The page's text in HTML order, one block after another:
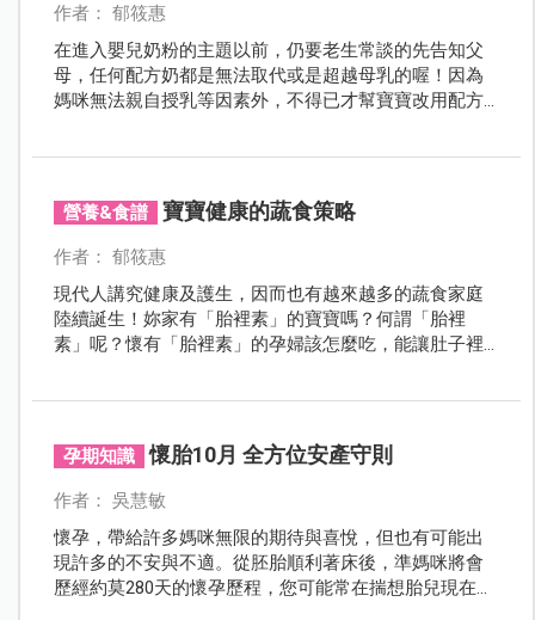
作者： 郁筱惠
在進入嬰兒奶粉的主題以前，仍要老生常談的先告知父
母，任何配方奶都是無法取代或是超越母乳的喔！因為
媽咪無法親自授乳等因素外，不得已才幫寶寶改用配方
營養&食譜 寶寶健康的蔬食策略
作者： 郁筱惠
現代人講究健康及護生，因而也有越來越多的蔬食家庭
陸續誕生！妳家有「胎裡素」的寶寶嗎？何謂「胎裡
素」呢？懷有「胎裡素」的孕婦該怎麼吃，能讓肚子裡
孕期知識
懷胎10月 全方位安產守則
作者： 吳慧敏
懷孕，帶給許多媽咪無限的期待與喜悅，但也有可能出
現許多的不安與不適。從胚胎順利著床後，準媽咪將會
歷經約莫280天的懷孕歷程，您可能常在揣想胎兒現在在